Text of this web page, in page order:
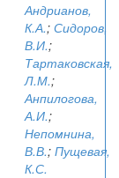
Андрианов,
К.А.; Сидоров,
В.И.;
Тартаковская,
Л.М.;
Анпилогова,
А.И.;
Непомнина,
В.В.; Пущевая,
К.С.